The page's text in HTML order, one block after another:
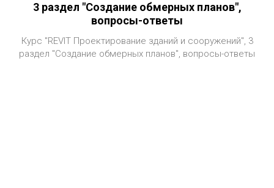
3 раздел "Создание обмерных планов",
вопросы-ответы
Курс "REVIT Проектирование зданий и сооружений", 3
раздел "Создание обмерных планов", вопросы-ответы